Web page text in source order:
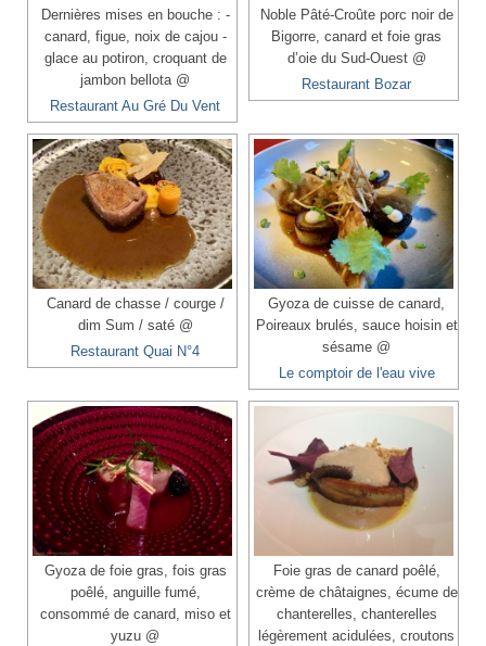
Dernières mises en bouche : -
canard, figue, noix de cajou -
glace au potiron, croquant de
jambon bellota @
Restaurant Au Gré Du Vent
Noble Pâté-Croûte porc noir de
Bigorre, canard et foie gras
d’oie du Sud-Ouest @
Restaurant Bozar
Canard de chasse / courge /
dim Sum / saté @
Restaurant Quai N°4
Gyoza de cuisse de canard,
Poireaux brulés, sauce hoisin et
sésame @
Le comptoir de l'eau vive
Gyoza de foie gras, fois gras
poêlé, anguille fumé,
consommé de canard, miso et
yuzu @
Foie gras de canard poêlé,
crème de châtaignes, écume de
chanterelles, chanterelles
légèrement acidulées, croutons